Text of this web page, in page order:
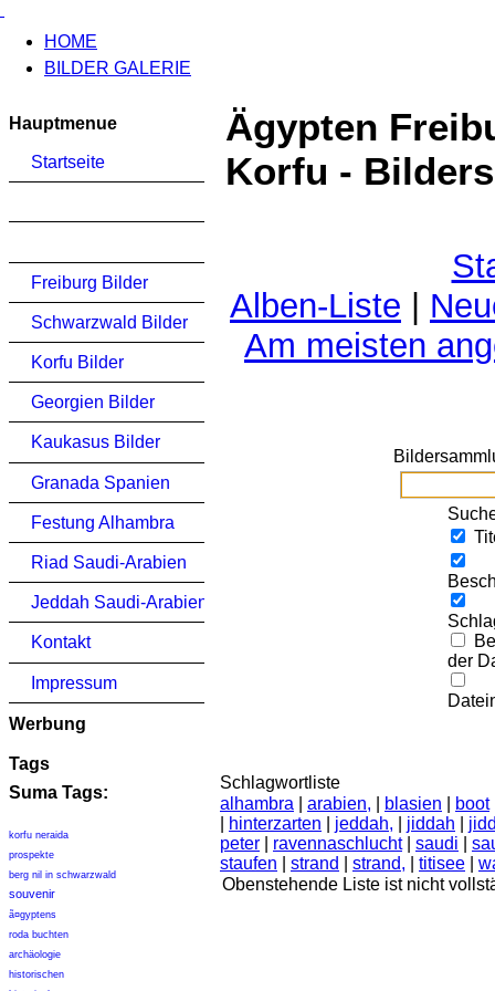
HOME
BILDER GALERIE
Hauptmenue
Startseite
Freiburg Bilder
Schwarzwald Bilder
Korfu Bilder
Georgien Bilder
Kaukasus Bilder
Granada Spanien
Festung Alhambra
Riad Saudi-Arabien
Jeddah Saudi-Arabien
Kontakt
Impressum
Werbung
Tags
Suma Tags:
korfu neraida
prospekte
berg nil in schwarzwald
souvenir
ã¤gyptens
roda buchten
archäologie
historischen
Ägypten
Korfu -
Alben-Liste
Am meisten
der
Schlagwortliste
alhambra
arabien, blasien boot
hinterzarten jeddah, jiddah
peter
ravennaschlucht| saudi
staufen
strand strand, titisee
Obenstehende Liste ist nicht